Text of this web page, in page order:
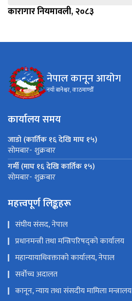
कारागार नियमावली, २०८३
नेपाल कानून आयोग
नयाँ बानेश्वर, काठमाण्डौँ
कार्यालय समय
जाडो (कार्तिक १६ देखि माघ १५)
सोमबार- शुक्रबार
गर्मी (माघ १६ देखि कार्तिक १५)
सोमबार- शुक्रबार
महत्त्वपूर्ण लिङ्कहरू
संघीय संसद, नेपाल
प्रधानमन्त्री तथा मन्त्रिपरिषद्को कार्यालय
महान्यायाधिवक्ताको कार्यालय, नेपाल
सर्वोच्च अदालत
कानून, न्याय तथा संसदीय मामिला मन्त्रालय